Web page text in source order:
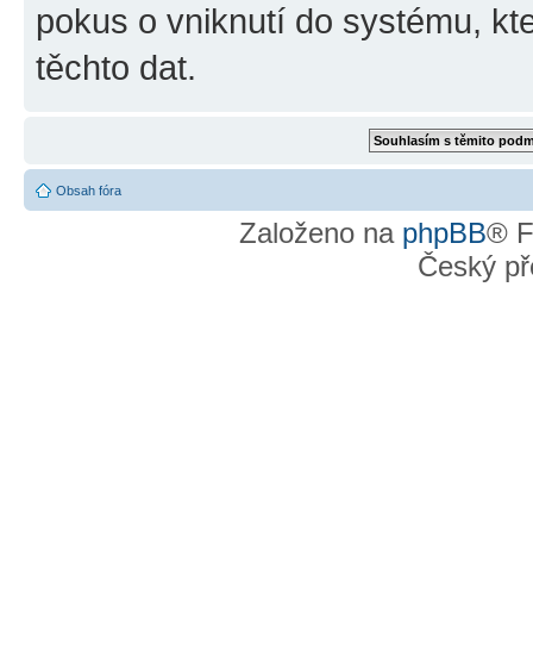
pokus o vniknutí do systému,
těchto dat.
Obsah fóra
Založeno na phpBB®
Český